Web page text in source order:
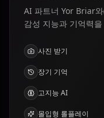
AI 파트너 Yor Briar
감성 지능과 기억력
사진 받기
장기 기억
고지능 AI
몰입형 롤플레이